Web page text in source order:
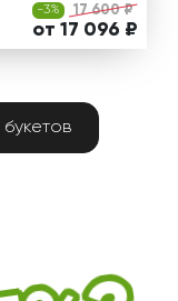
-3% 17 600 ₽
от 17 096 ₽